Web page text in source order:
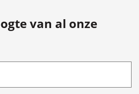
van al onze